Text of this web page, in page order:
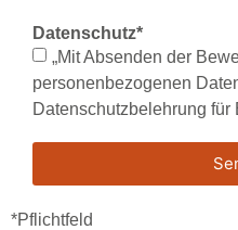
Datenschutz*
„Mit Absenden der
personenbezogenen
Datenschutzbelehrung für
*Pflichtfeld